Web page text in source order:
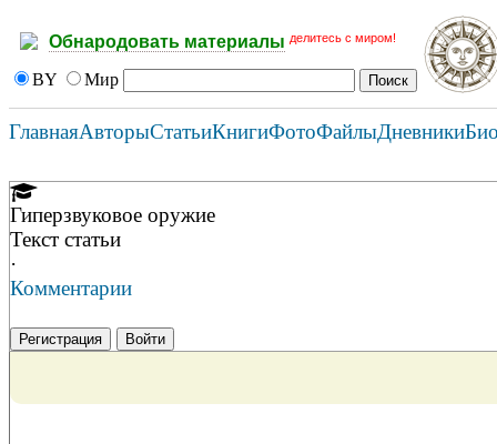
Обнародовать материалы делитесь с миром!
BY Мир
ГлавнаяАвторыСтатьиКнигиФотоФайлыДневники
Гиперзвуковое оружие
Текст статьи
·
Комментарии
Регистрация Войти